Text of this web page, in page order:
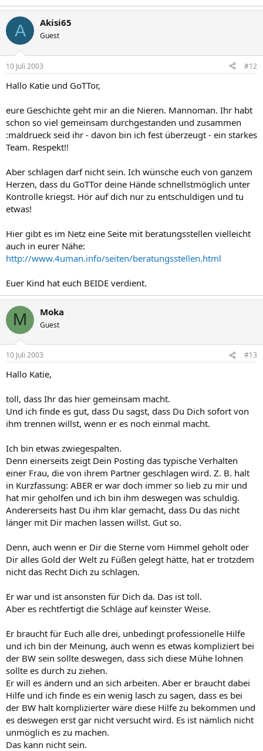
A Akisi65
Guest
10 Juli 2003 #12
Hallo Katie und GoTTor,
eure Geschichte geht mir an die Nieren. Mannoman. Ihr habt
schon so viel gemeinsam durchgestanden und zusammen
:maldrueck seid ihr - davon bin ich fest überzeugt - ein starkes
Team. Respekt!!
Aber schlagen darf nicht sein. Ich wünsche euch von ganzem
Herzen, dass du GoTTor deine Hände schnellstmöglich unter
Kontrolle kriegst. Hör auf dich nur zu entschuldigen und tu
etwas!
Hier gibt es im Netz eine Seite mit beratungsstellen vielleicht
auch in eurer Nähe:
http://www.4uman.info/seiten/beratungsstellen.html
Euer Kind hat euch BEIDE verdient.
M Moka
Guest
10 Juli 2003 #13
Hallo Katie,
toll, dass Ihr das hier gemeinsam macht.
Und ich finde es gut, dass Du sagst, dass Du Dich sofort von
ihm trennen willst, wenn er es noch einmal macht.
Ich bin etwas zwiegespalten.
Denn einerseits zeigt Dein Posting das typische Verhalten
einer Frau, die von ihrem Partner geschlagen wird. Z. B. halt
in Kurzfassung: ABER er war doch immer so lieb zu mir und
hat mir geholfen und ich bin ihm deswegen was schuldig.
Andererseits hast Du ihm klar gemacht, dass Du das nicht
länger mit Dir machen lassen willst. Gut so.
Denn, auch wenn er Dir die Sterne vom Himmel geholt oder
Dir alles Gold der Welt zu Füßen gelegt hätte, hat er trotzdem
nicht das Recht Dich zu schlagen.
Er war und ist ansonsten für Dich da. Das ist toll.
Aber es rechtfertigt die Schläge auf keinster Weise.
Er braucht für Euch alle drei, unbedingt professionelle Hilfe
und ich bin der Meinung, auch wenn es etwas kompliziert bei
der BW sein sollte deswegen, dass sich diese Mühe lohnen
sollte es durch zu ziehen.
Er will es ändern und an sich arbeiten. Aber er braucht dabei
Hilfe und ich finde es ein wenig lasch zu sagen, dass es bei
der BW halt komplizierter wäre diese Hilfe zu bekommen und
es deswegen erst gar nicht versucht wird. Es ist nämlich nicht
unmöglich es zu machen.
Das kann nicht sein.